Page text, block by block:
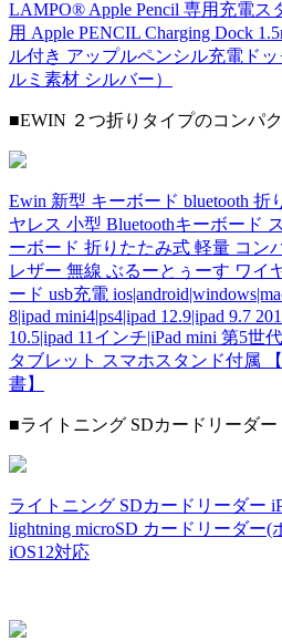
LAMPO® Apple Pencil 専用充電ス
用 Apple PENCIL Charging Dock
ル付き アップルペンシル充電ド
ルミ素材 シルバー）
■EWIN ２つ折りタイプのコンパ
Ewin 新型 キーボード bluetooth 折
ヤレス 小型 Bluetoothキーボード
ーボード 折りたたみ式 軽量 コン
レザー 無線 ぶるーとぅーす ワイ
ード usb充電
8|ipad mini4|ps4|ipad 12.9|ipad 9.7
10.5|ipad 11インチ|iPad mini 第5世
タブレット スマホスタンド付属
書】
■ライトニング SDカードリーダー
ライトニング SDカードリーダー
lightning microSD カードリーダー(
iOS12対応